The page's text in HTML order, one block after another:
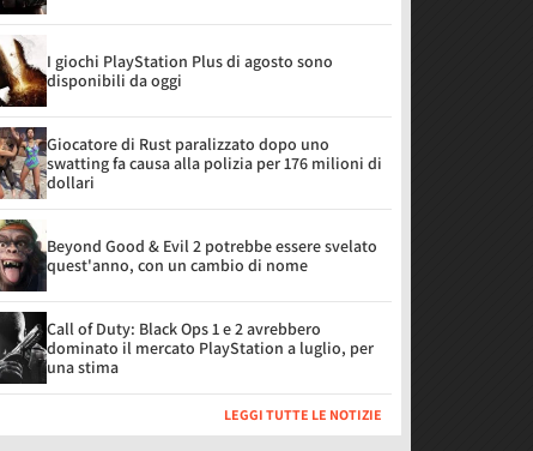
I giochi PlayStation Plus di agosto sono
disponibili da oggi
Giocatore di Rust paralizzato dopo uno
swatting fa causa alla polizia per 176 milioni di
dollari
Beyond Good & Evil 2 potrebbe essere svelato
quest'anno, con un cambio di nome
Call of Duty: Black Ops 1 e 2 avrebbero
dominato il mercato PlayStation a luglio, per
una stima
LEGGI TUTTE LE NOTIZIE